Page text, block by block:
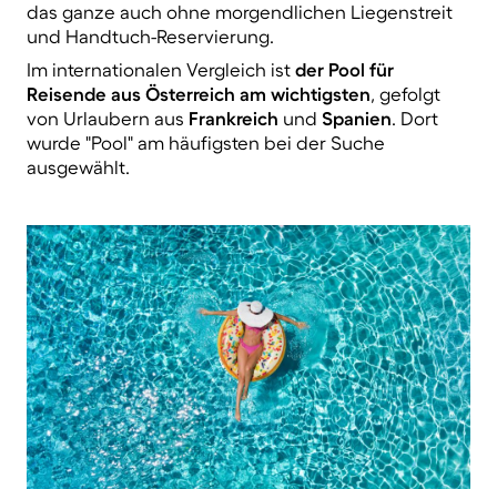
das ganze auch ohne morgendlichen Liegenstreit
und Handtuch-Reservierung.
Im internationalen Vergleich ist der Pool für
Reisende aus Österreich am wichtigsten , gefolgt
von Urlaubern aus Frankreich und Spanien . Dort
wurde "Pool" am häufigsten bei der Suche
ausgewählt.